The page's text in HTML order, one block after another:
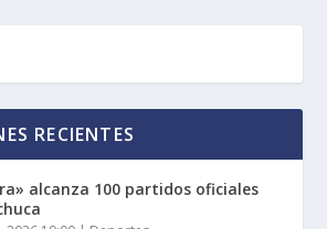
RECIENTES
alcanza 100 partidos oficiales